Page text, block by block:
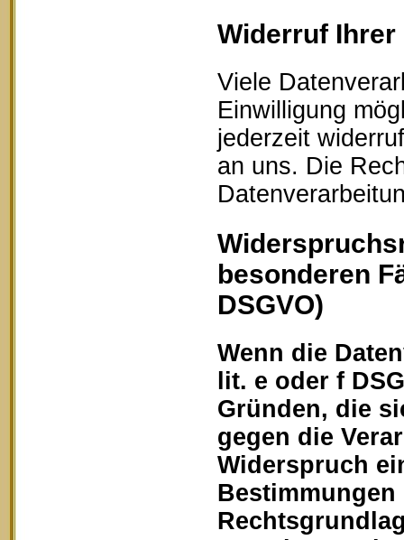
Widerruf
Viele
Einwilligung
jederzeit
an uns. Die
besonderen
DSGVO)
Wenn die
lit. e oder f
Gründen, die
gegen die
Widerspruch